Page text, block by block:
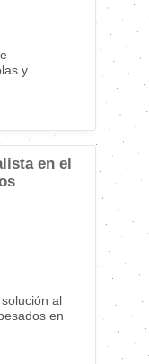
y
en el
al
en